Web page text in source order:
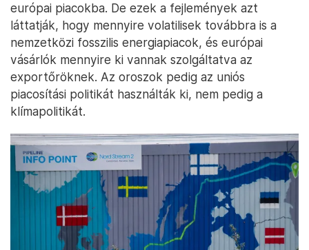
európai piacokba. De ezek a fejlemények azt
láttatják, hogy mennyire volatilisek továbbra is a
nemzetközi fosszilis energiapiacok, és európai
vásárlók mennyire ki vannak szolgáltatva az
exportőröknek. Az oroszok pedig az uniós
piacosítási politikát használták ki, nem pedig a
klímapolitikát.